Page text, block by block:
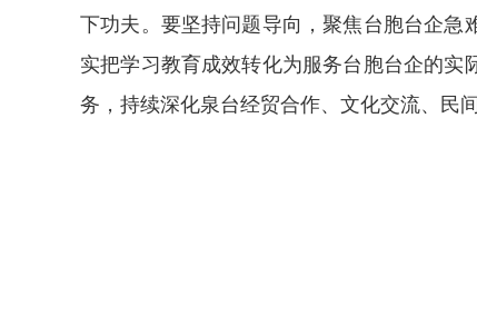
下功夫。要坚持问题导向，聚焦台胞台企急
实把学习教育成效转化为服务台胞台企的
务，持续深化泉台经贸合作、文化交流、民